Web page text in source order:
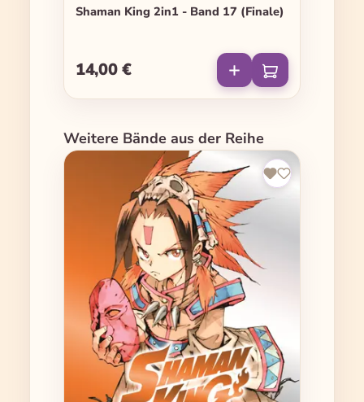
Shaman King 2in1 - Band 17 (Finale)
Regulärer Preis:
14,00 €
Produktgalerie überspringen
Weitere Bände aus der Reihe